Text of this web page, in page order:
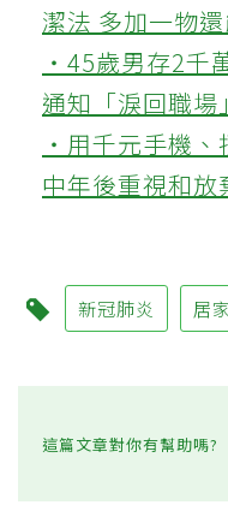
潔法 多加一物
‧45歲男存2千
通知「淚回職場
‧用千元手機、
中年後重視和
新冠肺炎 居
這篇文章對你有幫助嗎?